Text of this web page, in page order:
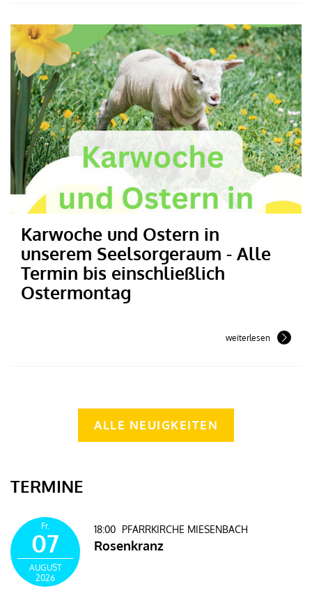
Karwoche und Ostern in
unserem Seelsorgeraum - Alle
Termin bis einschließlich
Ostermontag
weiterlesen
ALLE NEUIGKEITEN
TERMINE
Fr.
07
AUGUST
2026
18:00 PFARRKIRCHE MIESENBACH
Rosenkranz